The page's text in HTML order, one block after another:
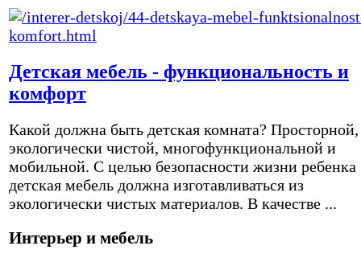
Детская мебель - функциональность и
комфорт
Какой должна быть детская комната? Просторной,
экологически чистой, многофункциональной и
мобильной. С целью безопасности жизни ребенка
детская мебель должна изготавливаться из
экологически чистых материалов. В качестве ...
Интерьер и мебель